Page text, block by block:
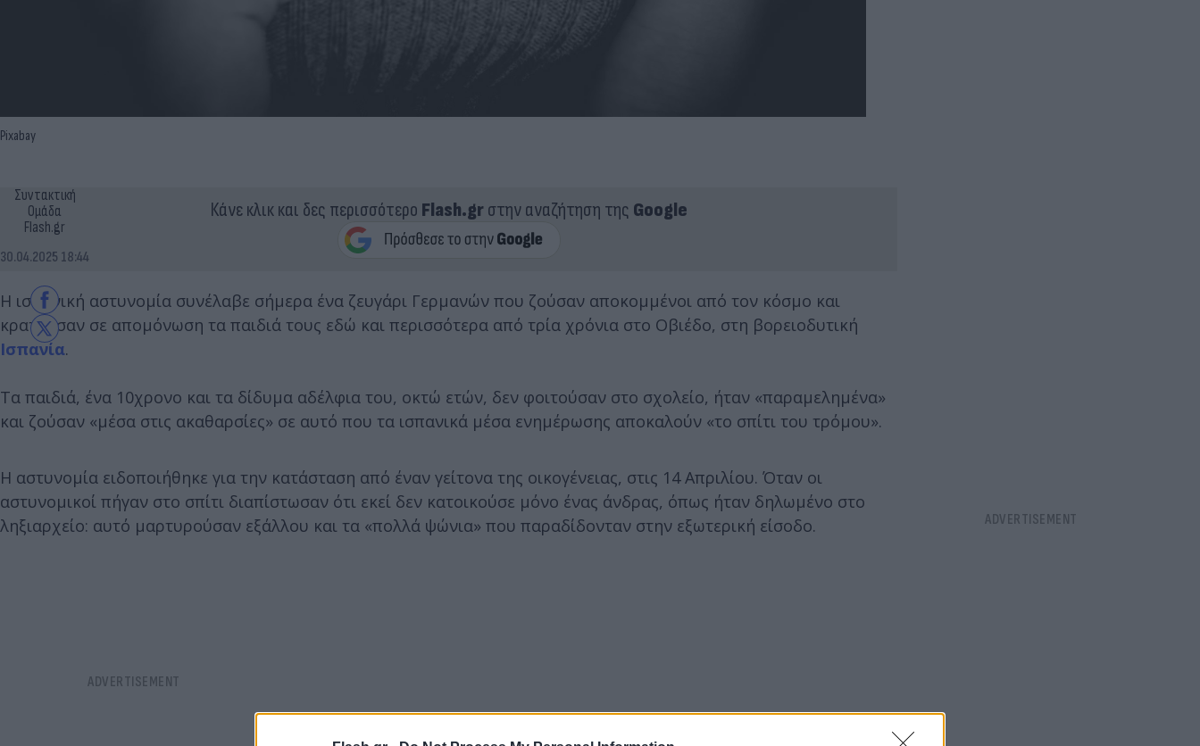
Pixabay
Συντακτική
Ομάδα
Flash.gr
30.04.2025 18:44
Κάνε κλικ και δες περισσότερο Flash.grστην αναζήτηση της Google
Η ισπανική αστυνομία συνέλαβε σήμερα ένα ζευγάρι Γερμανών που ζούσαν αποκομμένοι από τον κόσμο και
κρατούσαν σε απομόνωση τα παιδιά τους εδώ και περισσότερα από τρία χρόνια στο Οβιέδο, στη βορειοδυτική
Ισπανία.
Τα παιδιά, ένα 10χρονο και τα δίδυμα αδέλφια του, οκτώ ετών, δεν φοιτούσαν στο σχολείο, ήταν «παραμελημένα»
και ζούσαν «μέσα στις ακαθαρσίες» σε αυτό που τα ισπανικά μέσα ενημέρωσης αποκαλούν «το σπίτι του τρόμου».
Η αστυνομία ειδοποιήθηκε για την κατάσταση από έναν γείτονα της οικογένειας, στις 14 Απριλίου. Όταν οι
αστυνομικοί πήγαν στο σπίτι διαπίστωσαν ότι εκεί δεν κατοικούσε μόνο ένας άνδρας, όπως ήταν δηλωμένο στο
ληξιαρχείο: αυτό μαρτυρούσαν εξάλλου και τα «πολλά ψώνια» που παραδίδονταν στην εξωτερική είσοδο.